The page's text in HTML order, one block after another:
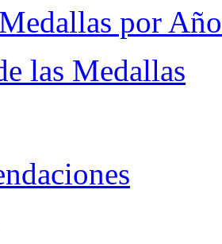
por Año
las Medallas